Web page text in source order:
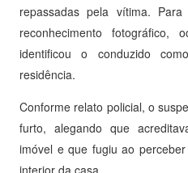
repassadas pela vítima.
reconhecimento
identificou o conduzido
residência.
Conforme relato policial, o
furto, alegando que
imóvel e que fugiu ao